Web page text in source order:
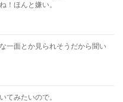
！ほんと嫌い。
一面とか見られそうだから聞い
てみたいので。